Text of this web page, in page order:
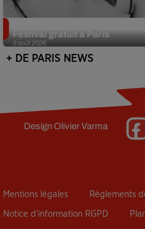
3 août 2026
Festival gratuit à Paris
+ DE PARIS NEWS
DesignOlivier Varma
Mentions légales Règlements
Notice d’information RGPD